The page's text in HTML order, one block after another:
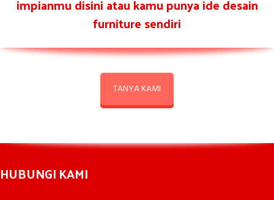
impianmu disini atau kamu punya ide desain
furniture sendiri
TANYA KAMI
HUBUNGI KAMI